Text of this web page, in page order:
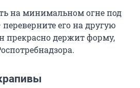
на минимальном огне под
его на другую
прекрасно держит форму,